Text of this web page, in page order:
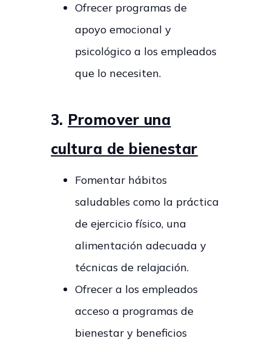
Ofrecer programas de
apoyo emocional y
psicológico a los empleados
que lo necesiten.
3. Promover una
cultura de bienestar
Fomentar hábitos
saludables como la práctica
de ejercicio físico, una
alimentación adecuada y
técnicas de relajación.
Ofrecer a los empleados
acceso a programas de
bienestar y beneficios